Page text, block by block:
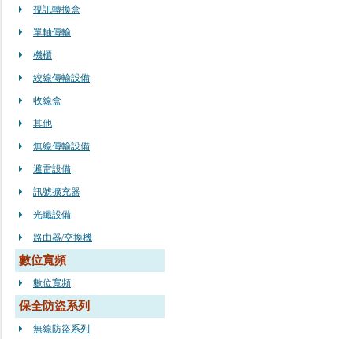
視訊轉換盒
單軸傳輸
機櫃
絞線傳輸設備
收線盒
其他
無線傳輸設備
避雷設備
訊號擴充器
光纖設備
路由器/交換機
數位寬頻
數位寬頻
保全防盜系列
無線防盜系列